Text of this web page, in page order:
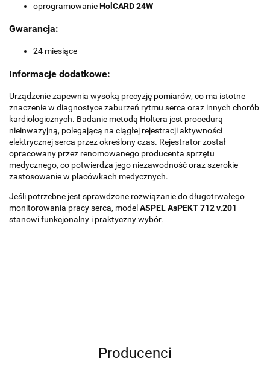
oprogramowanieHolCARD 24W
Gwarancja:
24 miesiące
Informacje dodatkowe:
Urządzenie zapewnia wysoką precyzję pomiarów, co ma istotne
znaczenie w diagnostyce zaburzeń rytmu serca oraz innych chorób
kardiologicznych. Badanie metodą Holtera jest procedurą
nieinwazyjną, polegającą na ciągłej rejestracji aktywności
elektrycznej serca przez określony czas. Rejestrator został
opracowany przez renomowanego producenta sprzętu
medycznego, co potwierdza jego niezawodność oraz szerokie
zastosowanie w placówkach medycznych.
Jeśli potrzebne jest sprawdzone rozwiązanie do długotrwałego
monitorowania pracy serca, model ASPEL AsPEKT 712 v.201
stanowi funkcjonalny i praktyczny wybór.
Producenci